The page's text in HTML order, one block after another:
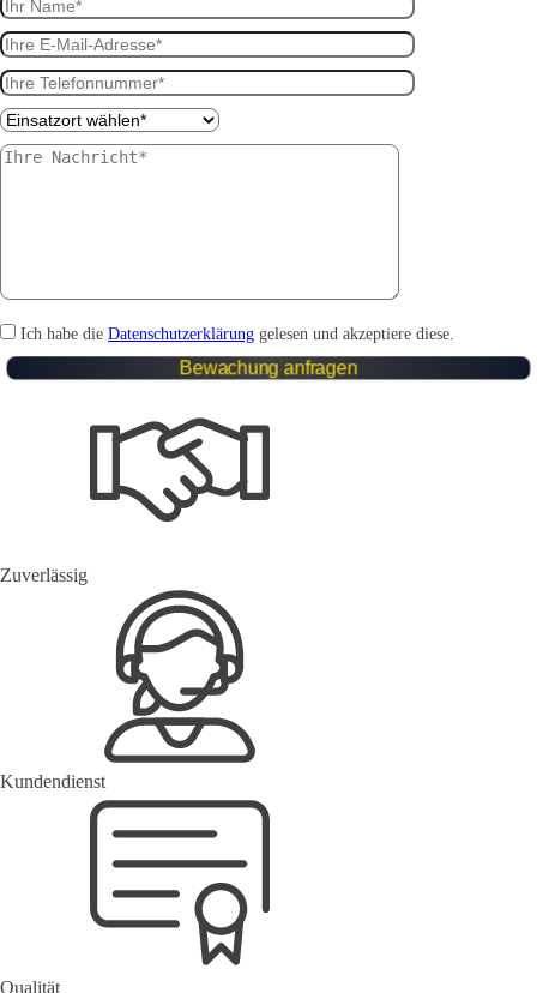
Ich habe die Datenschutzerklärung gelesen und akzeptiere diese.
Zuverlässig
Kundendienst
Qualität